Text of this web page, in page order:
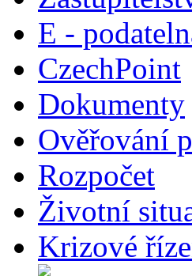
E -
CzechPoint
Dokumenty
Ověřování
Rozpočet
Životní
Krizové